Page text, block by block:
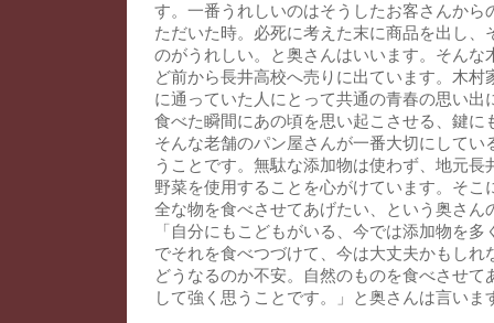
す。一番うれしいのはそうしたお客さんから
ただいた時。必死に考えた末に商品を出し、
のがうれしい。と奥さんはいいます。そんな
ど前から長井高校へ売りに出ています。木村
に通っていた人にとって共通の青春の思い出
食べた瞬間にあの頃を思い起こさせる、鍵に
そんな老舗のパン屋さんが一番大切にしてい
うことです。無駄な添加物は使わず、地元長
野菜を使用することを心がけています。そこ
全な物を食べさせてあげたい、という奥さん
「自分にもこどもがいる、今では添加物を
でそれを食べつづけて、今は大丈夫かもしれ
どうなるのか不安。自然のものを食べさせて
して強く思うことです。」と奥さんは言いま